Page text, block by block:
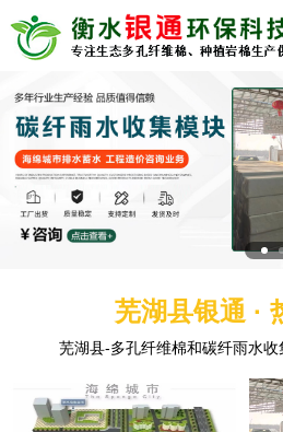
芜湖县银通 ·
芜湖县-多孔纤维棉和碳纤雨水